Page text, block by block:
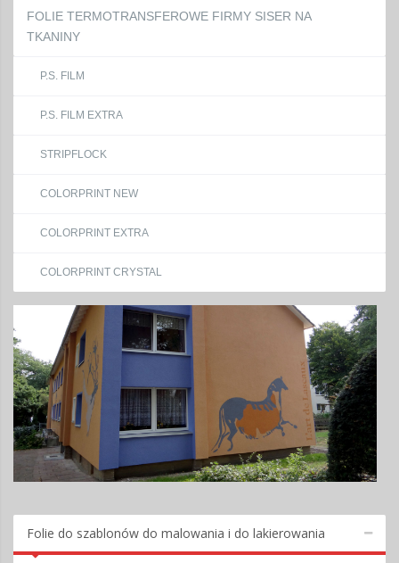
FOLIE TERMOTRANSFEROWE FIRMY SISER NA
TKANINY
P.S. FILM
P.S. FILM EXTRA
STRIPFLOCK
COLORPRINT NEW
COLORPRINT EXTRA
COLORPRINT CRYSTAL
Folie do szablonów do malowania i do lakierowania